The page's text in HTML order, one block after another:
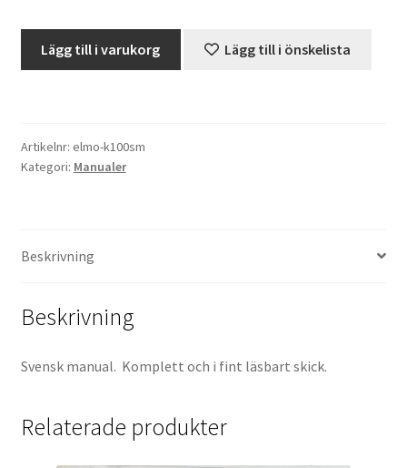
Hyr en projektor
Press
Kategorier
(Svensk)
mängd
Lägg till i varukorg Lägg till i önskelista
Artikelnr: elmo-k100sm
Kategori: Manualer
Beskrivning
Beskrivning
Svensk manual. Komplett och i fint läsbart skick.
Relaterade produkter